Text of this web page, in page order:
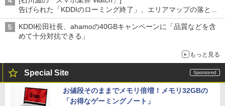
告げられた「KDDIのローミング終了」、エリアマップの落とし
穴と楽天モバイルの課題
KDDI松田社長、ahamoの40GBキャンペーンに「品質などを含
めて十分対抗できる」
もっと見る
Special Site
お値段そのままでメモリ倍増！メモリ32GBの
「お得なゲーミングノート」